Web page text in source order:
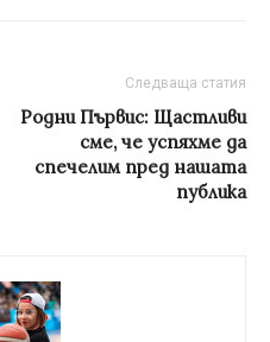
Следваща статия
Родни Първис: Щастливи
сме, че успяхме да
спечелим пред нашата
публика